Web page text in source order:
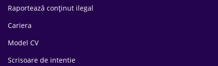
Raportează conținut ilegal
Cariera
Model CV
Scrisoare de intentie